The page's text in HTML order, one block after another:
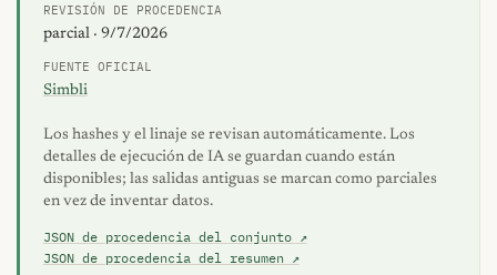
REVISIÓN DE PROCEDENCIA
parcial · 9/7/2026
FUENTE OFICIAL
Simbli
Los hashes y el linaje se revisan automáticamente. Los
detalles de ejecución de IA se guardan cuando están
disponibles; las salidas antiguas se marcan como parciales
en vez de inventar datos.
JSON de procedencia del conjunto ↗
JSON de procedencia del resumen ↗